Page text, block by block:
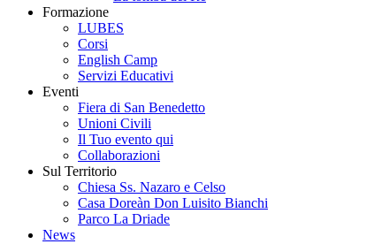
Formazione
LUBES
Corsi
English Camp
Servizi Educativi
Eventi
Fiera di San Benedetto
Unioni Civili
Il Tuo evento qui
Collaborazioni
Sul Territorio
Chiesa Ss. Nazaro e Celso
Casa Doreàn Don Luisito Bianchi
Parco La Driade
News